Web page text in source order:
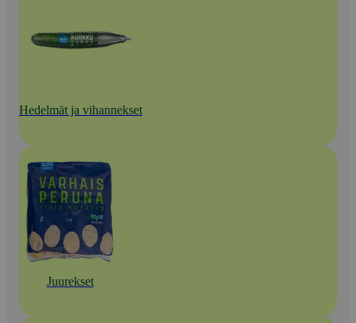
Hedelmät ja vihannekset
Juurekset